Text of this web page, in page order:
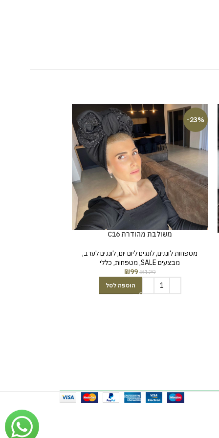
-23%
משולבת מהודרת C16
מטפחות לונגים,לונגים ליום יום,לונגים לערב,
מבצעים SALE
, מטפחות, כללי
₪129
₪99
הוספה לסל